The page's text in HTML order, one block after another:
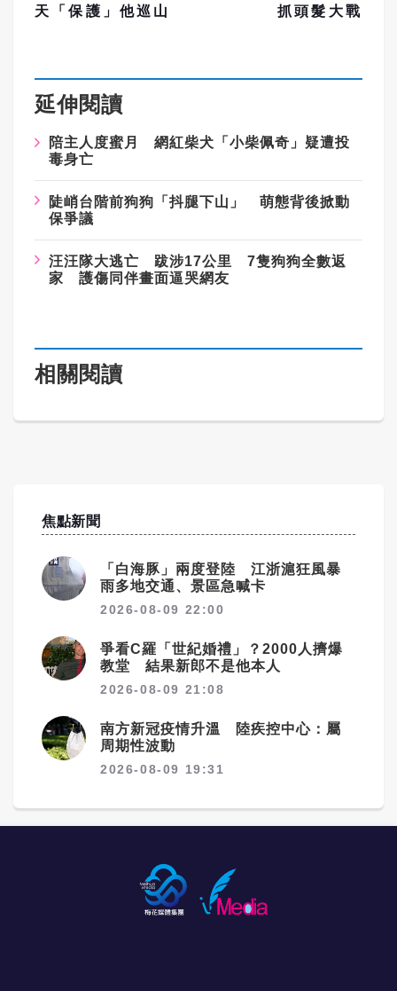
天「保護」他巡山
抓頭髮大戰
延伸閱讀
陪主人度蜜月 網紅柴犬「小柴佩奇」疑遭投
毒身亡
陡峭台階前狗狗「抖腿下山」 萌態背後掀動
保爭議
汪汪隊大逃亡 跋涉17公里 7隻狗狗全數返
家 護傷同伴畫面逼哭網友
相關閱讀
焦點新聞
「白海豚」兩度登陸 江浙滬狂風暴
雨多地交通、景區急喊卡
2026-08-09 22:00
爭看C羅「世紀婚禮」？2000人擠爆
教堂 結果新郎不是他本人
2026-08-09 21:08
南方新冠疫情升溫 陸疾控中心：屬
周期性波動
2026-08-09 19:31